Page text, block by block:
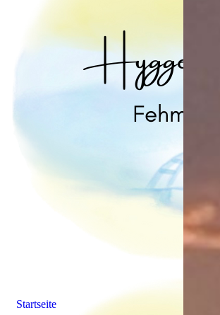
Startseite